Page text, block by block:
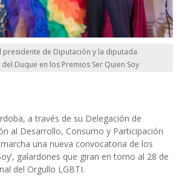
presidente de Diputación y la diputada
Duque en los Premios Ser Quien Soy
a través de su Delegación de
al Desarrollo, Consumo y Participación
una nueva convocatoria de los
galardones que giran en torno al 28 de
del Orgullo LGBTI.